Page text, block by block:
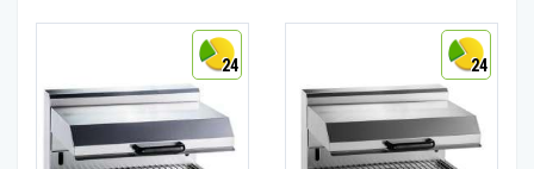
24 24